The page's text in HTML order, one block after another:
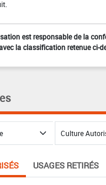
est responsable de la
la classification retenue ci-
USAGES RETIRÉS